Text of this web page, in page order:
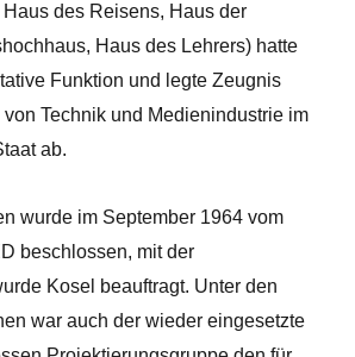
des Reisens, Haus der
Haus des Lehrers) hatte
Funktion und legte Zeugnis
Technik und Medienindustrie im
ab.
wurde im September 1964 vom
beschlossen, mit der
Kosel beauftragt. Unter den
war auch der wieder eingesetzte